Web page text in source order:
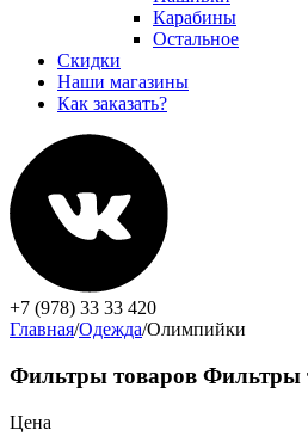
Карабины
Остальное
Скидки
Наши магазины
Как заказать?
+7 (978) 33 33 420
Главная/Одежда/Олимпийки
Фильтры товаров Фильтры
Цена